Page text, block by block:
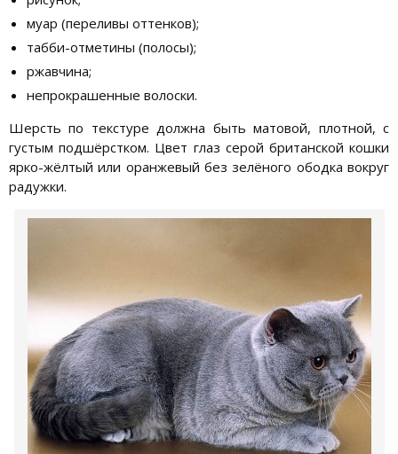
муар (переливы оттенков);
табби-отметины (полосы);
ржавчина;
непрокрашенные волоски.
Шерсть по текстуре должна быть матовой, плотной, с
густым подшёрстком. Цвет глаз серой британской кошки
ярко-жёлтый или оранжевый без зелёного ободка вокруг
радужки.